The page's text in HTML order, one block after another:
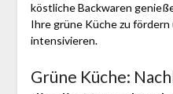
köstliche Backwaren
Ihre grüne Küche zu fördern
intensivieren.
Grüne Küche: